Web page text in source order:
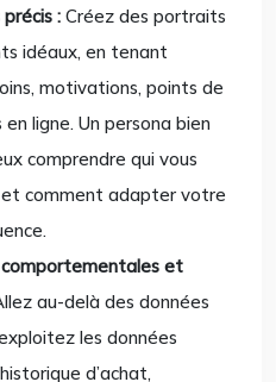
: Créez des portraits
idéaux, en tenant
motivations, points de
ligne. Un persona bien
comprendre qui vous
comment adapter votre
et
au-delà des données
les données
d’achat,